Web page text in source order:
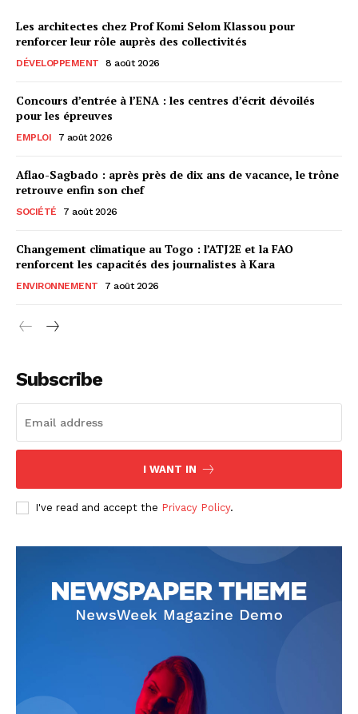
Les architectes chez Prof Komi Selom Klassou pour
renforcer leur rôle auprès des collectivités
DÉVELOPPEMENT 8 août 2026
Concours d’entrée à l’ENA : les centres d’écrit dévoilés
pour les épreuves
EMPLOI 7 août 2026
Aflao-Sagbado : après près de dix ans de vacance, le trône
retrouve enfin son chef
SOCIÉTÉ 7 août 2026
Changement climatique au Togo : l’ATJ2E et la FAO
renforcent les capacités des journalistes à Kara
ENVIRONNEMENT 7 août 2026
Subscribe
I WANT IN
I've read and accept the Privacy Policy.